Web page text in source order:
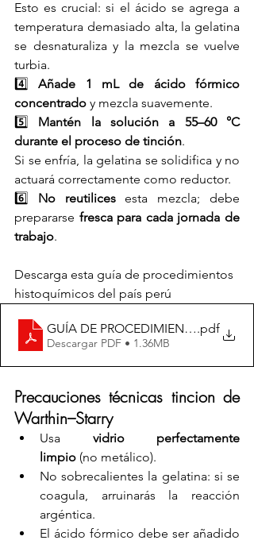
Esto es crucial: si el ácido se agrega a
temperatura demasiado alta, la gelatina
se desnaturaliza y la mezcla se vuelve
turbia.
4️⃣ Añade 1 mL de ácido fórmico
concentrado y mezcla suavemente.
5️⃣ Mantén la solución a 55–60 °C
durante el proceso de tinción.
Si se enfría, la gelatina se solidifica y no
actuará correctamente como reductor.
6️⃣ No reutilices esta mezcla; debe
prepararse fresca para cada jornada de
trabajo.
Descarga esta guía de procedimientos
histoquímicos del país perú
GUÍA DE PROCEDIMIENTO:.pdf
Descargar PDF • 1.36MB
Precauciones técnicas tincion de
Warthin–Starry
Usa vidrio perfectamente
limpio (no metálico).
No sobrecalientes la gelatina: si se
coagula, arruinarás la reacción
argéntica.